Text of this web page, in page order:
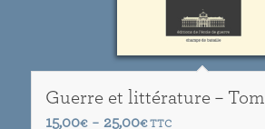
Guerre et littérature –
15,00€ – 25,00€Plage
TTC